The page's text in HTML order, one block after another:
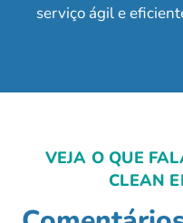
serviço ágil e
VEJA O QUE
CLEAN